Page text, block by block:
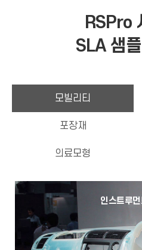
RSPro
SLA 샘
모빌리티
포장재
의료모형
인스트루